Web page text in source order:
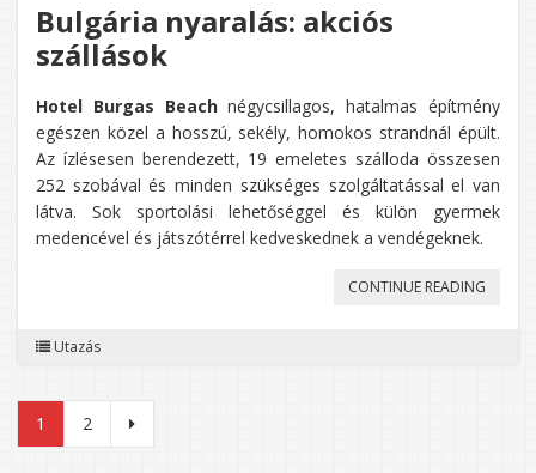
Bulgária nyaralás: akciós
szállások
Hotel Burgas Beachnégycsillagos, hatalmas építmény
egészen közel a hosszú, sekély, homokos strandnál épült.
Az ízlésesen berendezett, 19 emeletes szálloda összesen
252 szobával és minden szükséges szolgáltatással el van
látva. Sok sportolási lehetőséggel és külön gyermek
medencével és játszótérrel kedveskednek a vendégeknek.
CONTINUE READING
Utazás
Bejegyzések
lapozása
1 2